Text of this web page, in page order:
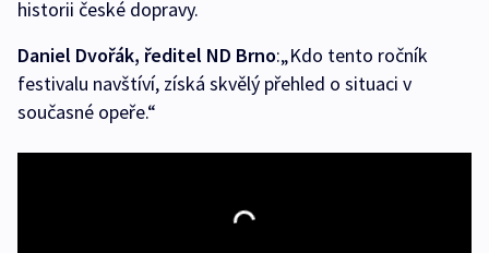
historii české dopravy.
Daniel Dvořák, ředitel ND Brno:„Kdo tento ročník
festivalu navštíví, získá skvělý přehled o situaci v
současné opeře.“